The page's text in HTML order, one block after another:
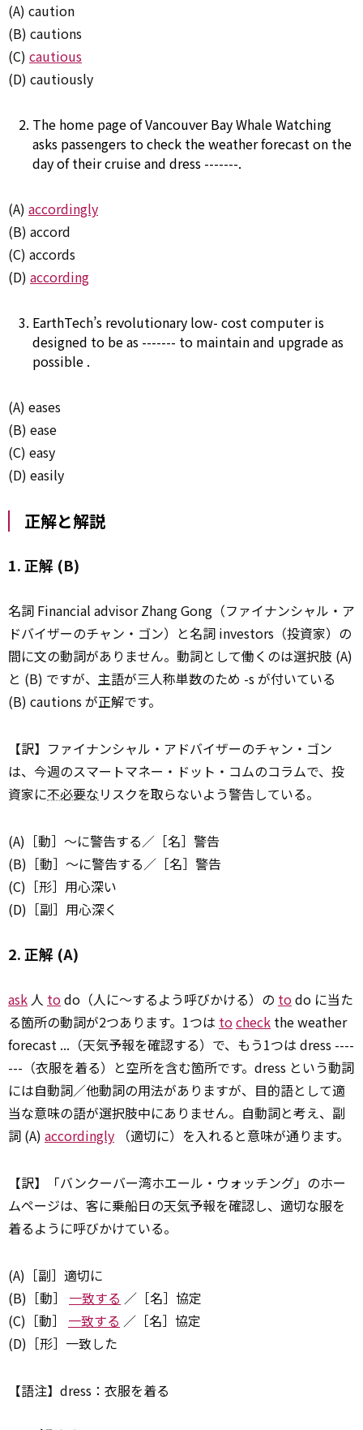
(A) caution
(B) cautions
(C) cautious
(D) cautiously
The home page of Vancouver Bay Whale Watching
asks passengers tocheck the weather forecaston the
day of theircruiseand dress -------.
(A) accordingly
(B) accord
(C) accords
(D) according
EarthTech’s revolutionary low- costcomputer is
designed to beas ------- to maintainand upgradeas
possible .
(A) eases
(B) ease
(C) easy
(D) easily
正解と解説
1. 正解 (B)
名詞 Financial advisor Zhang Gong（ファイナンシャル・ア
ドバイザーのチャン・ゴン）と名詞 investors（投資家）の
間に文の動詞がありません。動詞として働くのは選択肢 (A)
と (B) ですが、 主語が三人称単数のため -s が付いている
(B) cautions が正解です。
【訳】ファイナンシャル・アドバイザーのチャン・ゴン
は、今週のスマートマネー・ドット・コムのコラムで、投
資家に不必要なリスクを取らないよう警告している。
(A)［動］～に警告する／［名］警告
(B)［動］～に警告する／［名］警告
(C)［形］用心深い
(D)［副］用心深く
2. 正解 (A)
ask 人 todo（人に～するよう呼びかける）の todo に当た
る箇所の動詞が2つあります。1つは tocheck the weather
forecast ...（天気予報を確認する）で、もう1つは dress ----
---（衣服を着る）と空所を含む箇所です。dress という動詞
には自動詞／他動詞の用法がありますが、目的語として適
当な意味の語が選択肢中にありません。自動詞と考え、副
詞 (A) accordingly （適切に）を入れると意味が通ります。
【訳】「バンクーバー湾ホエール・ウォッチング」のホー
ムページは、客に乗船日の天気予報を確認し、適切な服を
着るように呼びかけている。
(A)［副］適切に
(B)［動］ 一致する ／［名］協定
(C)［動］ 一致する ／［名］協定
(D)［形］一致した
【語注】dress：衣服を着る